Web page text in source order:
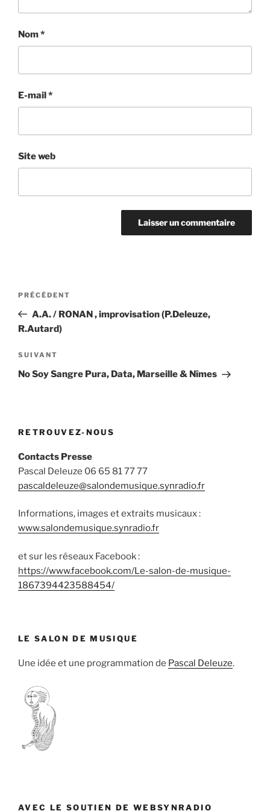
Nom*
E-mail*
Site web
Navigation
l’article
Article
précédent
PRÉCÉDENT
A.A. / RONAN , improvisation (P.Deleuze,
R.Autard)
Article
suivant
SUIVANT
No Soy Sangre Pura, Data, Marseille & Nîmes
RETROUVEZ-NOUS
Contacts Presse
Pascal Deleuze 06 65 81 77 77
pascaldeleuze@salondemusique.synradio.fr
Informations, images et extraits musicaux :
www.salondemusique.synradio.fr
et sur les réseaux Facebook :
https://www.facebook.com/Le-salon-de-musique-
1867394423588454/
LE SALON DE MUSIQUE
Une idée et une programmation de Pascal Deleuze.
AVEC LE SOUTIEN DE WEBSYNRADIO